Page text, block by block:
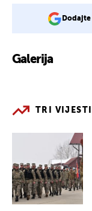
Galerija
TRI